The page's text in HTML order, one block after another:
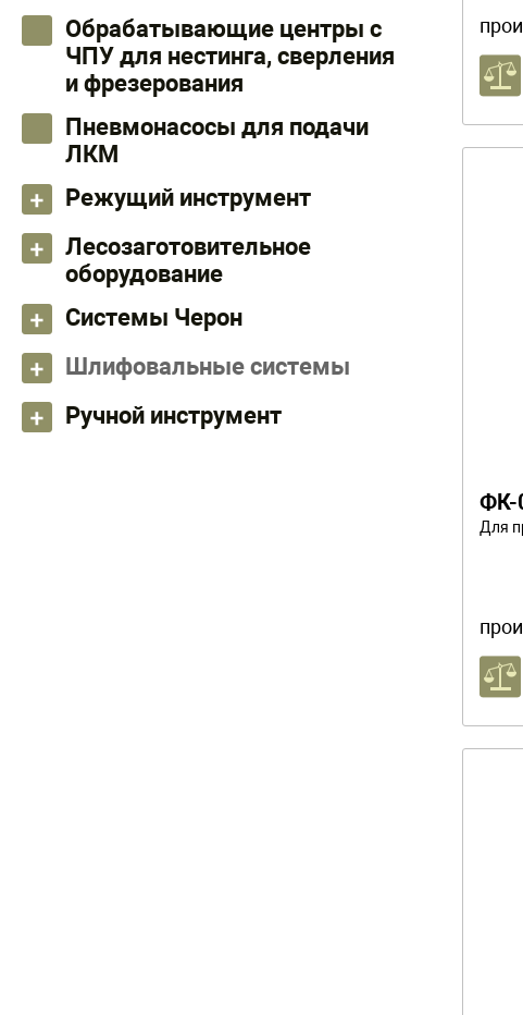
Обрабатывающие центры с
ЧПУ для нестинга, сверления
и фрезерования
Пневмонасосы для подачи
ЛКМ
Режущий инструмент
Лесозаготовительное
оборудование
Системы Черон
Шлифовальные системы
Ручной инструмент
ФК-
Для